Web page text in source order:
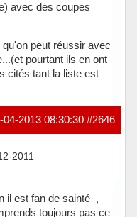
avec des coupes
peut réussir avec
pourtant ils en ont
cités tant la liste est
#2646
04-2013 08:30:30
2011
il est fan de sainté ,
toujours pas ce